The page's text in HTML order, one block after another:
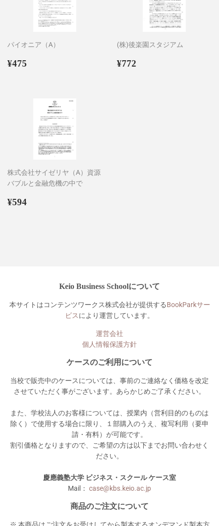
パイオニア（A）
通
¥475
(株)後楽園スタジアム
通
¥772
株式会社サイゼリヤ（A）資源
バブルと金融危機の中で
通
¥594
Keio Business Schoolについて
本サイトはコンテンツワークス株式会社が提供するBookParkサー
ビスにより運営しています。
運営会社
個人情報保護方針
ケースのご利用について
当校で販売中のケースについては、事前のご連絡なく価格を改定
させていただく事がございます。あらかじめご了承ください。
また、学校法人のお客様については、授業内（営利目的のものは
除く）で使用する場合に限り、１部購入のうえ、複写利用（要申
請・有料）が可能です。
割引価格となりますので、ご希望の方は以下までお問い合わせく
ださい。
慶應義塾大学 ビジネス・スクール ケース室
Mail： case@kbs.keio.ac.jp
商品のご注文について